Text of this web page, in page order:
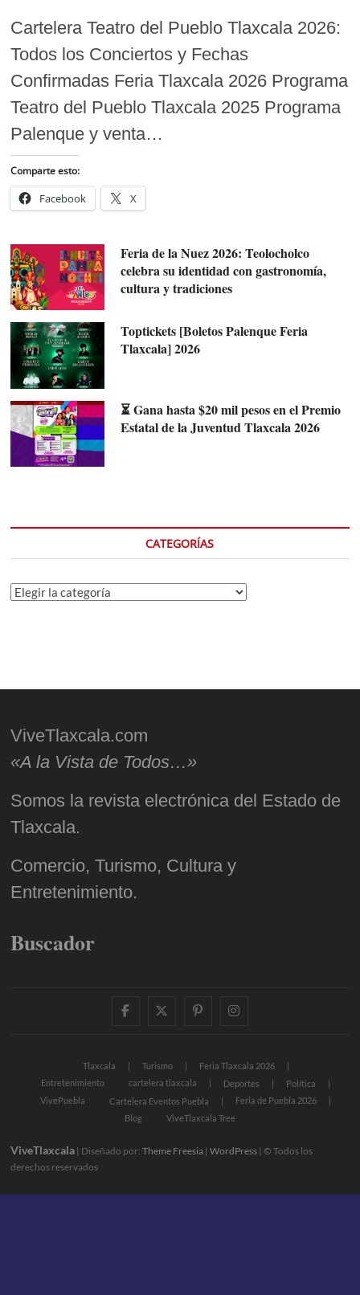
Cartelera Teatro del Pueblo Tlaxcala 2026:
Todos los Conciertos y Fechas
Confirmadas Feria Tlaxcala 2026 Programa
Teatro del Pueblo Tlaxcala 2025 Programa
Palenque y venta…
Comparte esto:
Facebook X
Feria de la Nuez 2026: Teolocholco
celebra su identidad con gastronomía,
cultura y tradiciones
Toptickets [Boletos Palenque Feria
Tlaxcala] 2026
⏳ Gana hasta $20 mil pesos en el Premio
Estatal de la Juventud Tlaxcala 2026
CATEGORÍAS
Categorías
ViveTlaxcala.com
«A la Vista de Todos…»
Somos la revista electrónica del Estado de
Tlaxcala.
Comercio, Turismo, Cultura y
Entretenimiento.
Buscador
facebooktwitter
pinterestinstagram
Tlaxcala Turismo
Feria Tlaxcala 2026
Entretenimiento
cartelera tlaxcala Deportes
Política
VivePuebla
Cartelera Eventos Puebla
Feria de Puebla 2026
Blog
ViveTlaxcala Tree
ViveTlaxcala | Diseñado por:Theme Freesia |WordPress | © Todos los
derechos reservados